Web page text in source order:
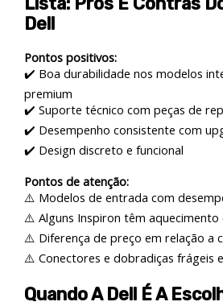
Dell
Pontos positivos:
✔️ Boa durabilidade nos modelos
premium
✔️ Suporte técnico com peças de
✔️ Desempenho consistente com
✔️ Design discreto e funcional
Pontos de atenção:
⚠️ Modelos de entrada com
⚠️ Alguns Inspiron têm aquecimento
⚠️ Diferença de preço em relação a
⚠️ Conectores e dobradiças frágeis
Quando A Dell É A